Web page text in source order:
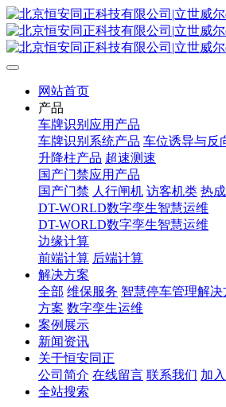
网站首页
产品
车牌识别应用产品
车牌识别系统产品 车位诱导与反
升降柱产品 超速测速
国产门禁应用产品
国产门禁 人行闸机 访客机类 热
DT-WORLD数字孪生智慧运维
DT-WORLD数字孪生智慧运维
边缘计算
前端计算 后端计算
解决方案
全部 维保服务 智慧停车管理解决
方案 数字孪生运维
案例展示
新闻资讯
关于恒安同正
公司简介 在线留言 联系我们 加
全站搜索